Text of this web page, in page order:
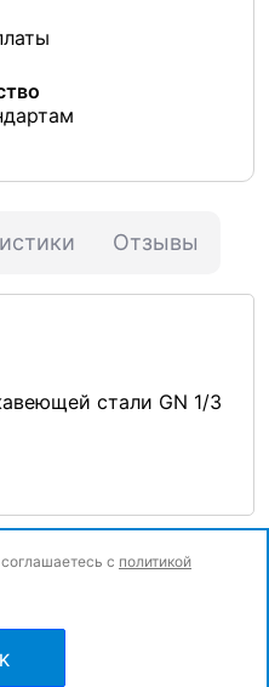
Отзывы
стали GN 1/3
с политикой